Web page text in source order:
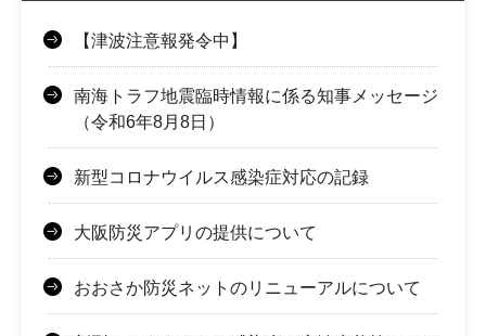
【津波注意報発令中】
南海トラフ地震臨時情報に係る知事メッセージ
（令和6年8月8日）
新型コロナウイルス感染症対応の記録
大阪防災アプリの提供について
おおさか防災ネットのリニューアルについて